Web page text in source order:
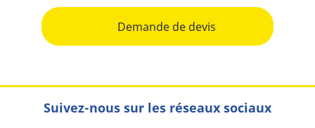
Demande de devis
Suivez-nous sur les réseaux sociaux